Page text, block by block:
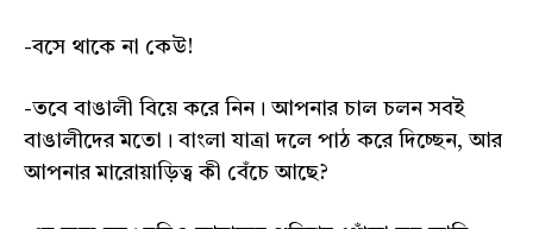
-বসে থাকে না কেউ!
-তবে বাঙালী বিয়ে করে নিন। আপনার চাল চলন সবই
বাঙালীদের মতো। বাংলা যাত্রা দলে পাঠ করে দিচ্ছেন, আর
আপনার মারোয়াড়িত্ব কী বেঁচে আছে?